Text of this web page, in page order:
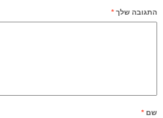
התגובה שלך *
שם *